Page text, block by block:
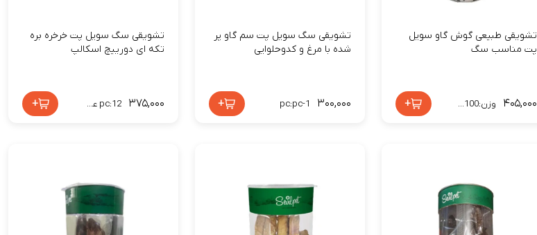
تشویقی طبیعی گوش گاو سویل
پت مناسب سگ
۴۰۵,۰۰۰ وزن:100 گرم +
تشویقی سگ سویل پت سم گاو پر
شده با مرغ و کدوحلوایی
۳۰۰,۰۰۰ pc:pc-1
+
تشویقی سگ سویل پت خرخره بره
تکه ای دورییچ اسکالپ
۳۷۵,۰۰۰ pc:12 عددی +